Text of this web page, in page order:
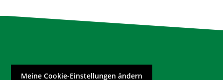
Meine Cookie-Einstellungen ändern